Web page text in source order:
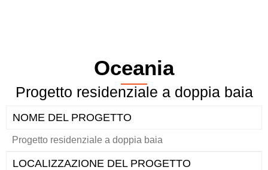
Oceania
Progetto residenziale a doppia baia
NOME DEL PROGETTO
Progetto residenziale a doppia baia
LOCALIZZAZIONE DEL PROGETTO